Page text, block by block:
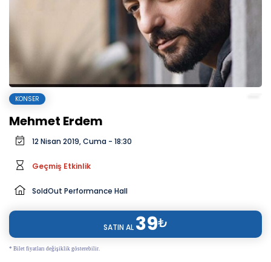
KONSER
Mehmet Erdem
12 Nisan 2019, Cuma - 18:30
Geçmiş Etkinlik
SoldOut Performance Hall
SATIN AL 39₺
* Bilet fiyatları değişiklik gösterebilir.